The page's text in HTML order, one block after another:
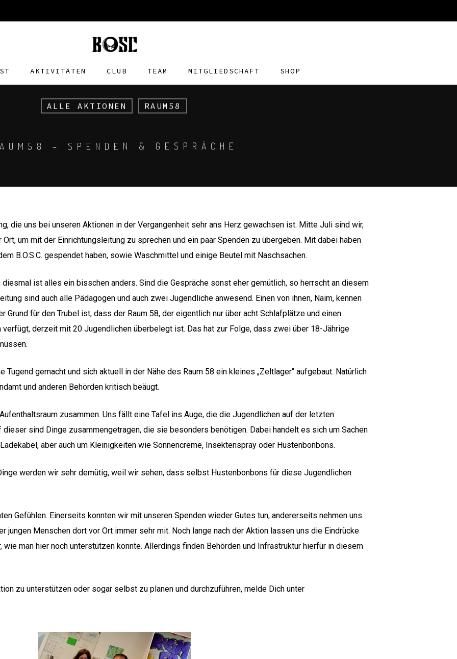
AKTIVITÄTEN CLUB TEAM MITGLIEDSCHAFT SHOP
ALLE AKTIONEN RAUM58
– SPENDEN & GESPRÄCHE
die uns bei unseren Aktionen in der Vergangenheit sehr ans Herz gewachsen ist. Mitte Juli sind wir,
um mit der Einrichtungsleitung zu sprechen und ein paar Spenden zu übergeben. Mit dabei haben
B.O.S.C. gespendet haben, sowie Waschmittel und einige Beutel mit Naschsachen.
ist alles ein bisschen anders. Sind die Gespräche sonst eher gemütlich, so herrscht an diesem
sind auch alle Pädagogen und auch zwei Jugendliche anwesend. Einen von ihnen, Naim, kennen
Grund für den Trubel ist, dass der Raum 58, der eigentlich nur über acht Schlafplätze und einen
derzeit mit 20 Jugendlichen überbelegt ist. Das hat zur Folge, dass zwei über 18-Jährige
Tugend gemacht und sich aktuell in der Nähe des Raum 58 ein kleines „Zeltlager“ aufgebaut. Natürlich
und anderen Behörden kritisch beäugt.
zusammen. Uns fällt eine Tafel ins Auge, die die Jugendlichen auf der letzten
sind Dinge zusammengetragen, die sie besonders benötigen. Dabei handelt es sich um Sachen
aber auch um Kleinigkeiten wie Sonnencreme, Insektenspray oder Hustenbonbons.
werden wir sehr demütig, weil wir sehen, dass selbst Hustenbonbons für diese Jugendlichen
Gefühlen. Einerseits konnten wir mit unseren Spenden wieder Gutes tun, andererseits nehmen uns
jungen Menschen dort vor Ort immer sehr mit. Noch lange nach der Aktion lassen uns die Eindrücke
wie man hier noch unterstützen könnte. Allerdings finden Behörden und Infrastruktur hierfür in diesem
zu unterstützen oder sogar selbst zu planen und durchzuführen, melde Dich unter